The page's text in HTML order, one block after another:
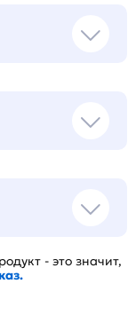
- это значит,